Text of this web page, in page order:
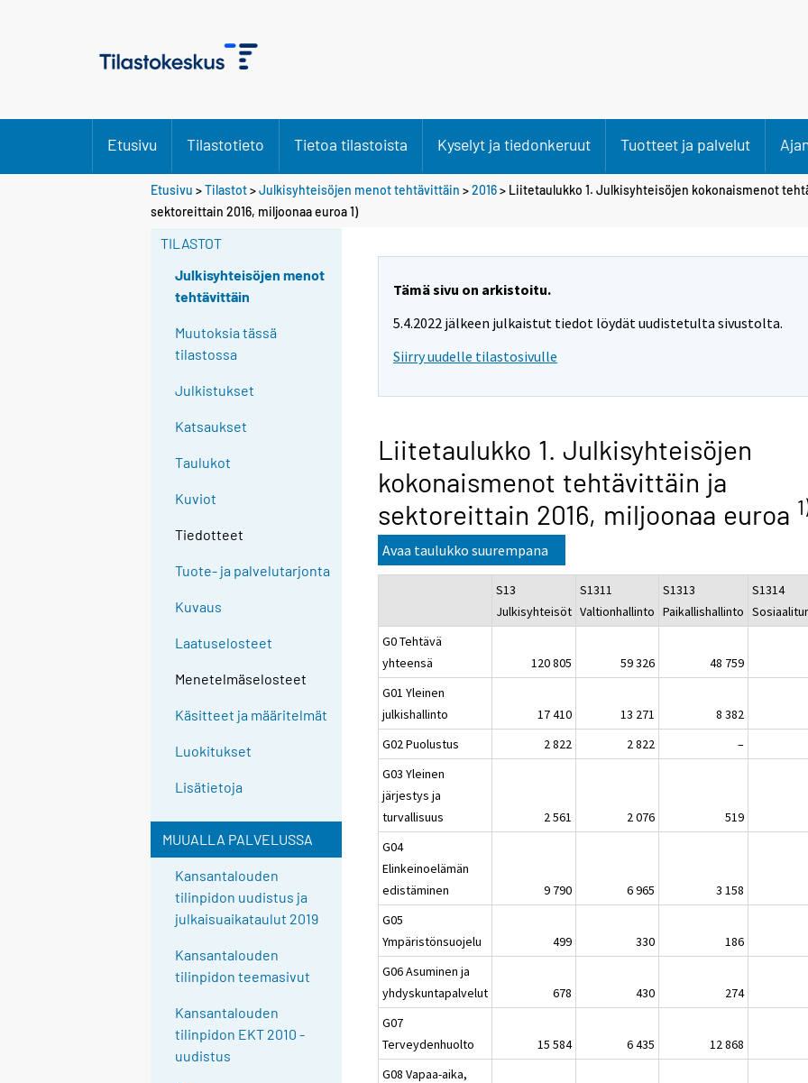
Etusivu Tilastotieto Tietoa tilastoista Kyselyt ja tiedonkeruut Tuotteet ja palvelut
Etusivu >Tilastot>Julkisyhteisöjen menot tehtävittäin >2016> Liitetaulukko 1. Julkisyhteisöjen kokonaismenot
sektoreittain 2016, miljoonaa euroa 1)
TILASTOT
Julkisyhteisöjen menot
tehtävittäin
Muutoksia tässä
tilastossa
Julkistukset
Katsaukset
Taulukot
Kuviot
Tiedotteet
Tuote- ja palvelutarjonta
Kuvaus
Laatuselosteet
Menetelmäselosteet
Käsitteet ja määritelmät
Luokitukset
Lisätietoja
MUUALLA PALVELUSSA
Kansantalouden
tilinpidon uudistus ja
julkaisuaikataulut 2019
Kansantalouden
tilinpidon teemasivut
Kansantalouden
tilinpidon EKT 2010 -
uudistus
Tämä sivu on arkistoitu.
5.4.2022 jälkeen julkaistut tiedot löydät uudistetulta sivustolta.
Siirry uudelle tilastosivulle
Liitetaulukko 1. Julkisyhteisöjen
kokonaismenot tehtävittäin ja
sektoreittain 2016, miljoonaa euroa
Avaa taulukko suurempana
S13
Julkisyhteisöt
S1311
Valtionhallinto
S1313
Paikallishallinto
S1314
G0 Tehtävä
yhteensä
120 805 59 326 48 759
G01 Yleinen
julkishallinto
17 410 13 271 8 382
G02 Puolustus
2 822 2 822 –
G03 Yleinen
järjestys ja
turvallisuus
2 561 2 076 519
G04
Elinkeinoelämän
edistäminen
9 790 6 965 3 158
G05
Ympäristönsuojelu
499 330 186
G06 Asuminen ja
yhdyskuntapalvelut
678 430 274
G07
Terveydenhuolto
15 584 6 435 12 868
G08 Vapaa-aika,